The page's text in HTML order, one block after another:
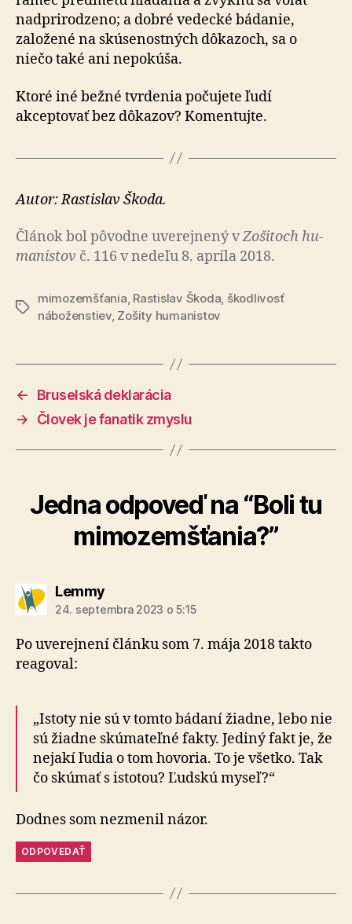
nadprirodzeno; a dobré vedecké bádanie,
založené na skúsenostných dôkazoch, sa o
niečo také ani nepokúša.
Ktoré iné bežné tvrdenia počujete ľudí
akceptovať bez dôkazov? Komentujte.
Autor: Rastislav Škoda.
Článok bol pô­vod­ne uve­rej­ne­ný vZo­ši­toch hu­
ma­nis­tov č. 116 v nedeľu 8. apríla 2018.
Značky
mimozemšťania, Rastislav Škoda, škodlivosť
náboženstiev, Zošity humanistov
←
Bruselská deklarácia
→
Človek je fanatik zmyslu
Jedna odpoveď na “Boli tu
mimozemšťania?”
Lemmyhovorí:
24. septembra 2023 o 5:15
Po uverejnení článku som 7. mája 2018 takto
reagoval:
„Istoty nie sú v tomto bádaní žiadne, lebo nie
sú žiadne skúmateľné fakty. Jediný fakt je, že
nejakí ľudia o tom hovoria. To je všetko. Tak
čo skúmať s istotou? Ľudskú myseľ?“
Dodnes som nezmenil názor.
ODPOVEDAŤ